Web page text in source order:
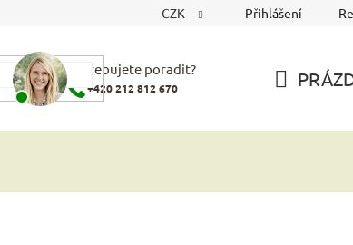
CZK Přihlášení
Potřebujete poradit?
+420 212 812 670